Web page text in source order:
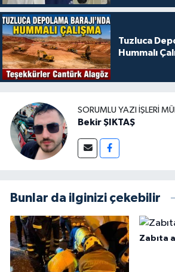
Tuzluca
Hummalı
SORUMLU YAZI İŞLERI
Bekir ŞIKTAŞ
Bunlar da ilginizi çekebilir
Zabıta